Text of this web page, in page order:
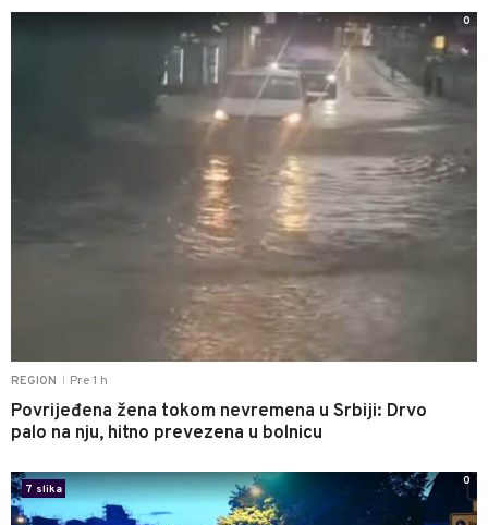
REGION Pre 1 h
Povrijeđena žena tokom nevremena u Srbiji: Drvo
palo na nju, hitno prevezena u bolnicu
0
7 slika
0